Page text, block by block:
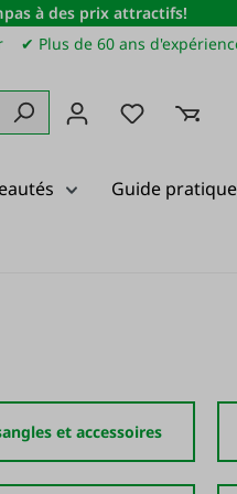
à des prix attractifs!
✔ Plus de 60 ans
Vous avez
Guide pratique
et accessoires